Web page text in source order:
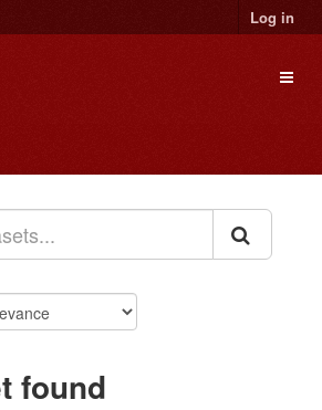
Log in
found